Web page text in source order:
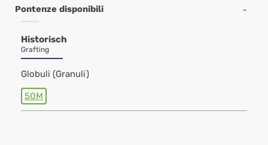
Pontenze disponibili
Historisch
Grafting
Globuli (Granuli)
50M